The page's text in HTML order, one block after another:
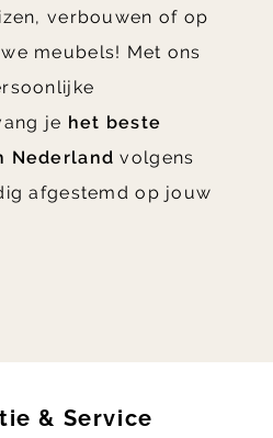
verbouwen of op
meubels! Met ons
je het beste
Nederland volgens
afgestemd op jouw
& Service